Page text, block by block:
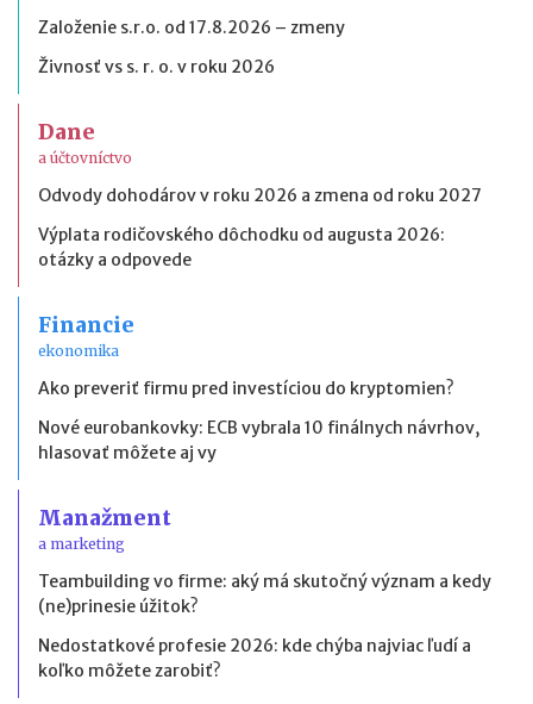
Založenie s.r.o. od 17.8.2026 – zmeny
Živnosť vs s. r. o. v roku 2026
Dane
a účtovníctvo
Odvody dohodárov v roku 2026 a zmena od roku 2027
Výplata rodičovského dôchodku od augusta 2026:
otázky a odpovede
Financie
ekonomika
Ako preveriť firmu pred investíciou do kryptomien?
Nové eurobankovky: ECB vybrala 10 finálnych návrhov,
hlasovať môžete aj vy
Manažment
a marketing
Teambuilding vo firme: aký má skutočný význam a kedy
(ne)prinesie úžitok?
Nedostatkové profesie 2026: kde chýba najviac ľudí a
koľko môžete zarobiť?